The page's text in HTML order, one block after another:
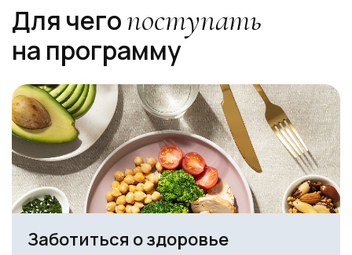
Для чегопоступать
на программу
Заботиться о здоровье